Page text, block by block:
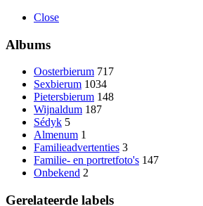
Close
Albums
Oosterbierum 717
Sexbierum 1034
Pietersbierum 148
Wijnaldum 187
Sédyk 5
Almenum 1
Familieadvertenties 3
Familie- en portretfoto's 147
Onbekend 2
Gerelateerde labels